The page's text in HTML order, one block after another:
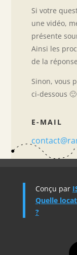
Si votre
une vidéo,
présente
Ainsi les
de la
Sinon, vous
ci-dessous 🙂
E-MAIL
Conçu par
Quelle
?